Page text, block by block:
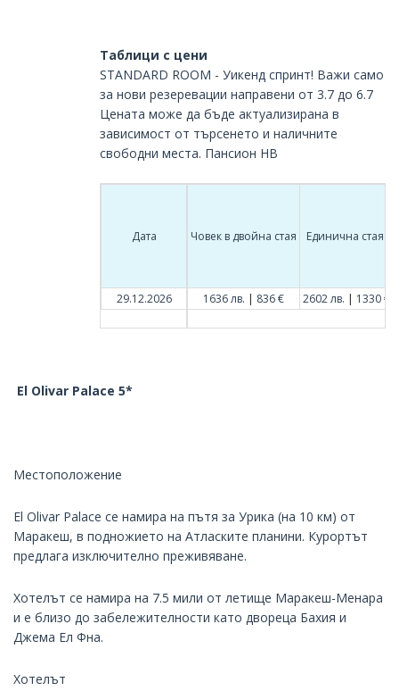
Таблици с цени
STANDARD ROOM - Уикенд спринт! Важи само
за нови резеревации направени от 3.7 до 6.7
Цената може да бъде актуализирана в
зависимост от търсенето и наличните
свободни места. Пансион HB
Дата
29.12.2026
Човек в двойна стая Единична стая
1636 лв. | 836 € 2602 лв. | 1330 €
El Olivar Palace 5*
Местоположение
El Olivar Palace се намира на пътя за Урика (на 10 км) от
Маракеш, в подножието на Атласките планини. Курортът
предлага изключително преживяване.
Хотелът се намира на 7.5 мили от летище Маракеш-Менара
и е близо до забележителности като двореца Бахия и
Джема Ел Фна.
Хотелът